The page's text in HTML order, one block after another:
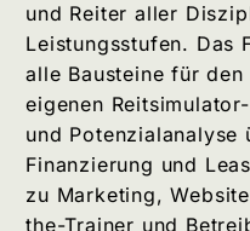
und Reiter aller
Leistungsstufen. Das
alle Bausteine für
eigenen
und Potenzialanalyse
Finanzierung und
zu Marketing,
the-Trainer und